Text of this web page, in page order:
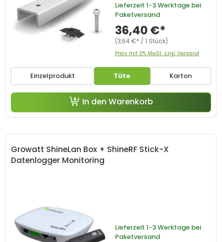
Einzelprodukt Tüte Karton
Lieferzeit 1-3 Werktage bei
Paketversand
36,40 €*
(3,64 €* / 1 Stück)
Preis mit 0% MwSt. zzgl. Versand
In den Warenkorb
Growatt ShineLan Box + ShineRF Stick-X
Datenlogger Monitoring
Lieferzeit 1-3 Werktage bei
Paketversand